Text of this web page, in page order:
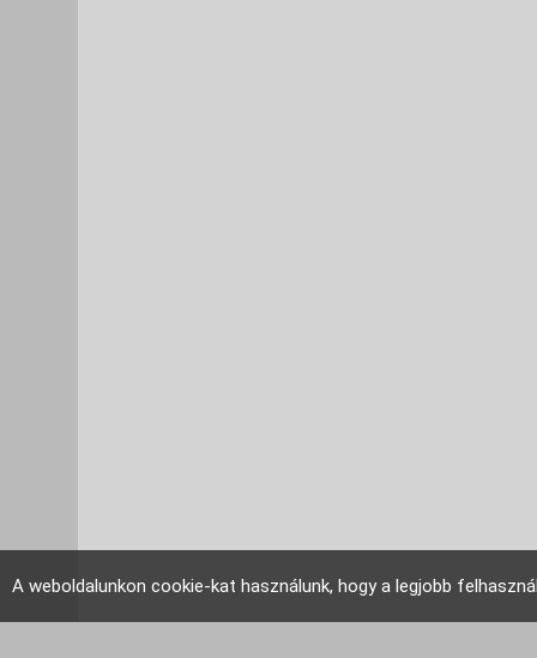
A weboldalunkon cookie-kat használunk, hogy a legjobb